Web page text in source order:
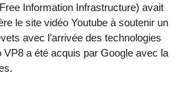
Information Infrastructure) avait
le site vidéo Youtube à soutenir un
avec l’arrivée des technologies
a été acquis par Google avec la